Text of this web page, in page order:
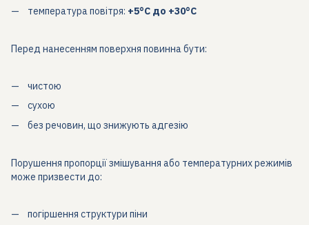
температура повітря: +5°C до +30°C
Перед нанесенням поверхня повинна бути:
чистою
сухою
без речовин, що знижують адгезію
Порушення пропорції змішування або температурних режимів
може призвести до:
погіршення структури піни